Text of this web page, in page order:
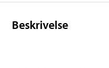
Beskrivelse